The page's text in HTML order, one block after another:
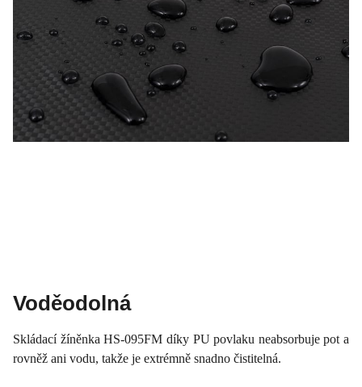
Voděodolná
Skládací žíněnka HS-095FM díky PU povlaku neabsorbuje pot a
rovněž ani vodu, takže je extrémně snadno čistitelná.